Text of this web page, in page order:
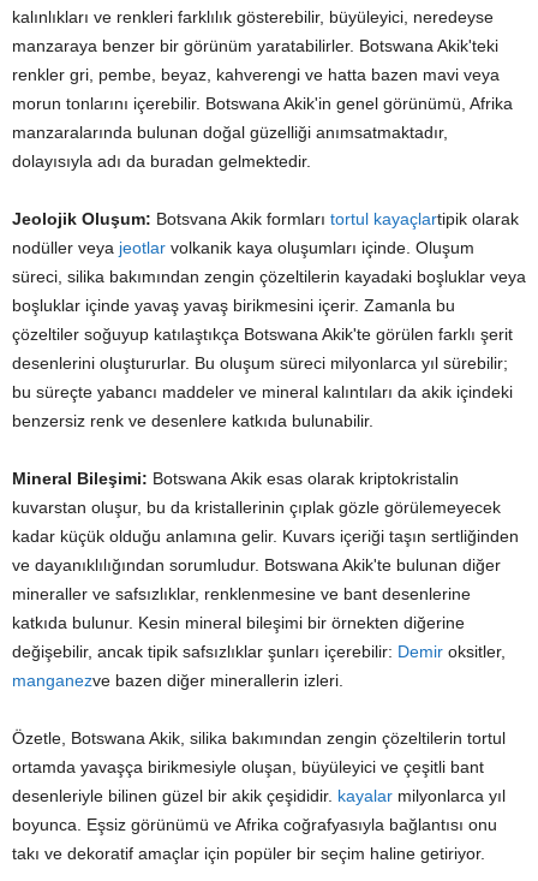
kalınlıkları ve renkleri farklılık gösterebilir, büyüleyici, neredeyse
manzaraya benzer bir görünüm yaratabilirler. Botswana Akik'teki
renkler gri, pembe, beyaz, kahverengi ve hatta bazen mavi veya
morun tonlarını içerebilir. Botswana Akik'in genel görünümü, Afrika
manzaralarında bulunan doğal güzelliği anımsatmaktadır,
dolayısıyla adı da buradan gelmektedir.
Jeolojik Oluşum: Botsvana Akik formları tortul kayaçlartipik olarak
nodüller veya jeotlar volkanik kaya oluşumları içinde. Oluşum
süreci, silika bakımından zengin çözeltilerin kayadaki boşluklar veya
boşluklar içinde yavaş yavaş birikmesini içerir. Zamanla bu
çözeltiler soğuyup katılaştıkça Botswana Akik'te görülen farklı şerit
desenlerini oluştururlar. Bu oluşum süreci milyonlarca yıl sürebilir;
bu süreçte yabancı maddeler ve mineral kalıntıları da akik içindeki
benzersiz renk ve desenlere katkıda bulunabilir.
Mineral Bileşimi: Botswana Akik esas olarak kriptokristalin
kuvarstan oluşur, bu da kristallerinin çıplak gözle görülemeyecek
kadar küçük olduğu anlamına gelir. Kuvars içeriği taşın sertliğinden
ve dayanıklılığından sorumludur. Botswana Akik'te bulunan diğer
mineraller ve safsızlıklar, renklenmesine ve bant desenlerine
katkıda bulunur. Kesin mineral bileşimi bir örnekten diğerine
değişebilir, ancak tipik safsızlıklar şunları içerebilir: Demir oksitler,
manganezve bazen diğer minerallerin izleri.
Özetle, Botswana Akik, silika bakımından zengin çözeltilerin tortul
ortamda yavaşça birikmesiyle oluşan, büyüleyici ve çeşitli bant
desenleriyle bilinen güzel bir akik çeşididir. kayalar milyonlarca yıl
boyunca. Eşsiz görünümü ve Afrika coğrafyasıyla bağlantısı onu
takı ve dekoratif amaçlar için popüler bir seçim haline getiriyor.